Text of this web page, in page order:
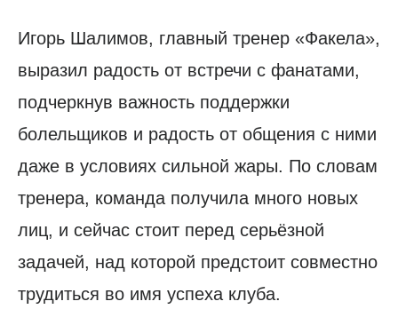
Игорь Шалимов, главный тренер «Факела»,
выразил радость от встречи с фанатами,
подчеркнув важность поддержки
болельщиков и радость от общения с ними
даже в условиях сильной жары. По словам
тренера, команда получила много новых
лиц, и сейчас стоит перед серьёзной
задачей, над которой предстоит совместно
трудиться во имя успеха клуба.